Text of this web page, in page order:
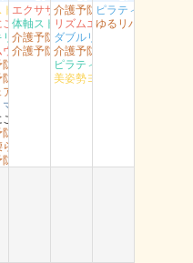
南
桑）
ー月曜
すこやかセンター）
トレッチ 湖山
こ体操（船岡）
リヨガ 吉方
ウオーキング （湯梨浜）
防岩美 浦富
智頭 総合センター（水）
体操 吉岡
マス ラボ
用瀬
岩美 文化センター
らくらく教室 醇風
智頭 山形
エクササイズ 岩美
体軸ストレッチ 富桑
介護予防智頭 富沢
介護予防智頭 芦津
介護予防岩美 岩井
リズムエアロ 駅南
ダブルリング江山
介護予防岩美（大岩）
ピラティス 社
美姿勢ヨガ（高草）
ピラティスヨ～ガ
ゆるリハ体操 南
桑）
こやかセンター）